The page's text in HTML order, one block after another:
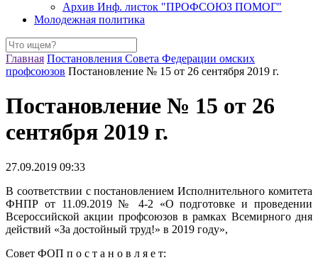
Архив Инф. листок "ПРОФСОЮЗ ПОМОГ"
Молодежная политика
Главная Постановления Совета Федерации омских
профсоюзов Постановление № 15 от 26 сентября 2019 г.
Постановление № 15 от 26
сентября 2019 г.
27.09.2019 09:33
В соответствии с постановлением Исполнительного комитета
ФНПР от 11.09.2019 № 4-2 «О подготовке и проведении
Всероссийской акции профсоюзов в рамках Всемирного дня
действий «За достойный труд!» в 2019 году»,
Совет ФОП п о с т а н о в л я е т: